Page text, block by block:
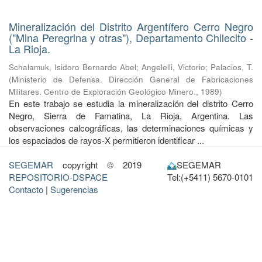
Mineralización del Distrito Argentífero Cerro Negro
("Mina Peregrina y otras"), Departamento Chilecito -
La Rioja.
Schalamuk, Isidoro Bernardo Abel; Angelelli, Victorio; Palacios, T.
(Ministerio de Defensa. Dirección General de Fabricaciones
Militares. Centro de Exploración Geológico Minero., 1989)
En este trabajo se estudia la mineralización del distrito Cerro
Negro, Sierra de Famatina, La Rioja, Argentina. Las
observaciones calcográficas, las determinaciones químicas y
los espaciados de rayos-X permitieron identificar ...
SEGEMAR copyright © 2019
REPOSITORIO-DSPACE
Contacto | Sugerencias
SEGEMAR
Tel:(+5411) 5670-0101